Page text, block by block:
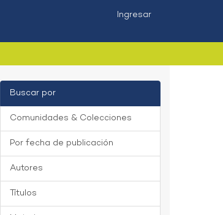
Ingresar
Buscar por
Comunidades & Colecciones
Por fecha de publicación
Autores
Títulos